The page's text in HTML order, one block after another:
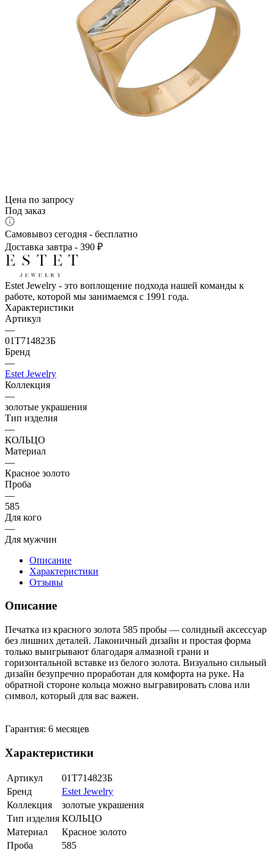
Цена по запросу
Под заказ
Самовывоз сегодня - бесплатно
Доставка завтра - 390 ₽
Estet Jewelry - это воплощение подхода нашей команды к
работе, которой мы занимаемся с 1991 года.
Характеристики
Артикул
—
01Т714823Б
Бренд
—
Estet Jewelry
Коллекция
—
золотые украшения
Тип изделия
—
КОЛЬЦО
Материал
—
Красное золото
Проба
—
585
Для кого
—
Для мужчин
Описание
Характеристики
Отзывы
Описание
Печатка из красного золота 585 пробы — солидный аксессуар
без лишних деталей. Лаконичный дизайн и простая форма
только выигрывают благодаря алмазной грани и
горизонтальной вставке из белого золота. Визуально сильный
дизайн безупречно проработан для комфорта на руке. На
обратной стороне кольца можно выгравировать слова или
символ, который для вас важен.
Гарантия: 6 месяцев
Характеристики
Артикул
01Т714823Б
Бренд
Estet Jewelry
Коллекция
золотые украшения
Тип изделия КОЛЬЦО
Материал
Красное золото
Проба
585